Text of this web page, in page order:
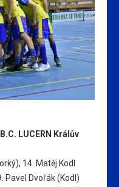
LUCERN Králův
14. Matěj Kodl
Pavel Dvořák (Kodl)